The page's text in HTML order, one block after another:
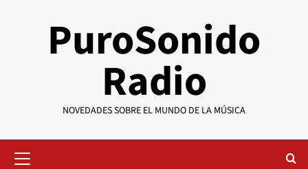
PuroSonido
Radio
NOVEDADES SOBRE EL MUNDO DE LA MÚSICA
primario